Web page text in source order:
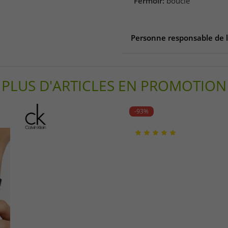
Personne responsable de
Irving 75038
1159 Texas
PLUS D'ARTICLES EN PROMOTION
-93%